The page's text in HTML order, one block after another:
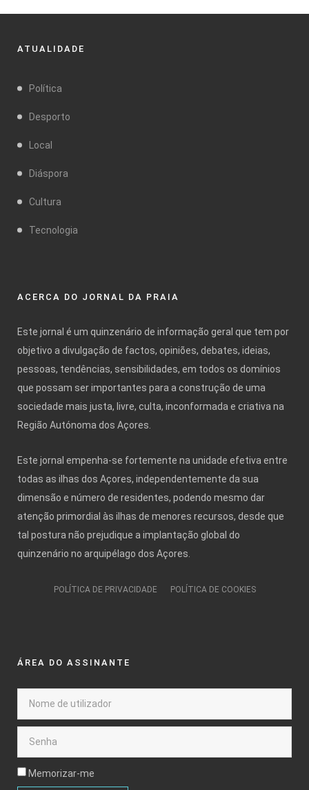
ATUALIDADE
Política
Desporto
Local
Diáspora
Cultura
Tecnologia
ACERCA DO JORNAL DA PRAIA
Este jornal é um quinzenário de informação geral que tem por
objetivo a divulgação de factos, opiniões, debates, ideias,
pessoas, tendências, sensibilidades, em todos os domínios
que possam ser importantes para a construção de uma
sociedade mais justa, livre, culta, inconformada e criativa na
Região Autónoma dos Açores.
Este jornal empenha-se fortemente na unidade efetiva entre
todas as ilhas dos Açores, independentemente da sua
dimensão e número de residentes, podendo mesmo dar
atenção primordial às ilhas de menores recursos, desde que
tal postura não prejudique a implantação global do
quinzenário no arquipélago dos Açores.
POLÍTICA DE PRIVACIDADE POLÍTICA DE COOKIES
ÁREA DO ASSINANTE
Memorizar-me